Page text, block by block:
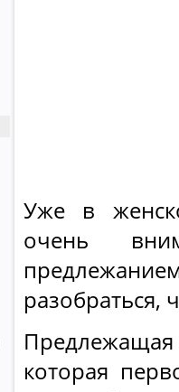
Уже в
очень
разобраться,
которая